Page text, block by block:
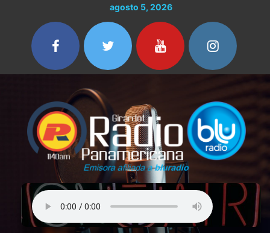
contenido
agosto 5, 2026